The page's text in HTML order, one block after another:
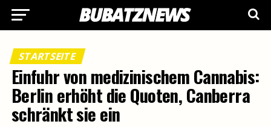
STARTSEITE
Einfuhr von medizinischem Cannabis:
Berlin erhöht die Quoten, Canberra
schränkt sie ein